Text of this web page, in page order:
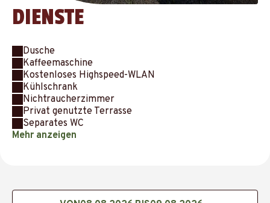
DIENSTE
Dusche
Kaffeemaschine
Kostenloses Highspeed-WLAN
Kühlschrank
Nichtraucherzimmer
Privat genutzte Terrasse
Separates WC
Mehr anzeigen